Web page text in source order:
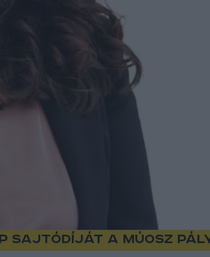
sajtódíját a MÚOSZ